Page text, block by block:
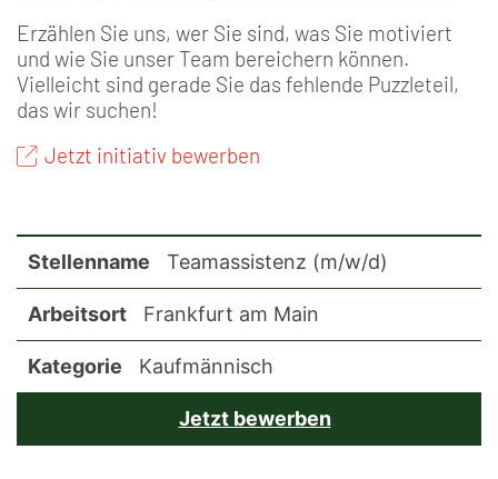
Erzählen Sie uns, wer Sie sind, was Sie motiviert
und wie Sie unser Team bereichern können.
Vielleicht sind gerade Sie das fehlende Puzzleteil,
das wir suchen!
Jetzt initiativ bewerben